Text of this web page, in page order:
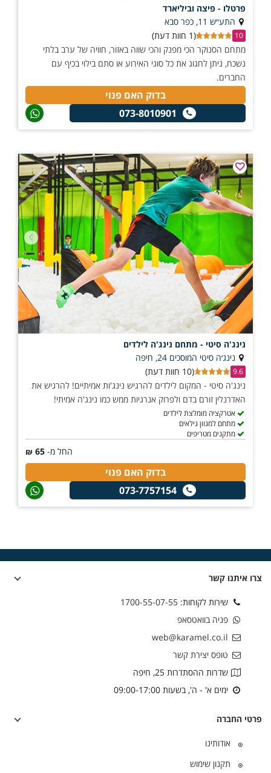
פרטלו - פיצה וביליארד
התע״ש 11, כפר סבא
10
(1 חוות דעת)
מתחם הסנוקר הכי מפנק והכי שווה באזור, חוויה של ערב בלתי
נשכח, ניתן לחגוג את כל סוגי האירוע או סתם בילוי בכיף עם
החברים.
בדוק האם פנוי
073-8010901
נינג'ה סיטי - מתחם נינג'ה לילדים
נינג׳ה סיטי המוסכים 24, חיפה
9.6
(10 חוות דעת)
נינג'ה סיטי - המקום לילדים להרגיש נינג'ות אמיתיים! להרגיש את
האדרנלין זורם בדם ולפרוק אנרגיות ממש כמו נינג'ה אמיתי!
אטרקציה מומלצת לילדים
מתחם למגוון גילאים
מתקנים מטריפים
החל מ- 65
₪
בדוק האם פנוי
073-7757154
צרו איתנו קשר
שירות לקוחות: 1700-55-07-55
פניה בוואטסאפ
טופס יצירת קשר
שדרות ההסתדרות 25, חיפה
ימים א' - ה', בשעות 09:00-17:00
פרטי החברה
אודותינו
תקנון שימוש